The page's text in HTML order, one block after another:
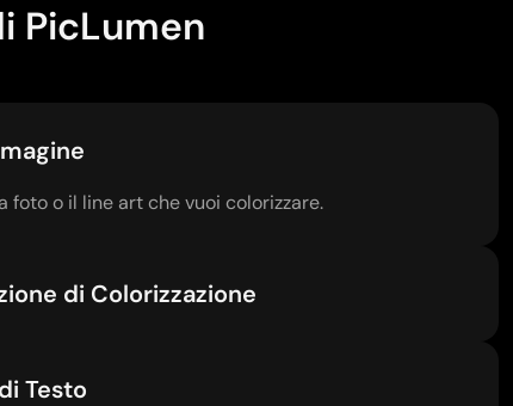
PicLumen
foto o il line art che vuoi colorizzare.
di Colorizzazione
Testo